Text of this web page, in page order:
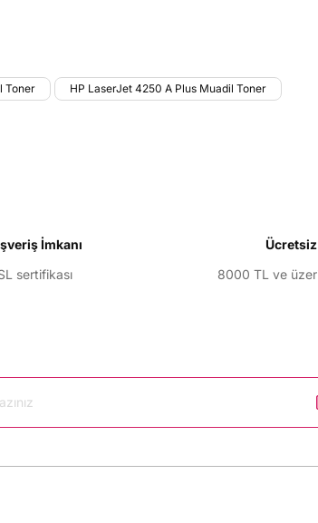
Bu ürüne ilk yorumu siz yapın!
Toner HP LaserJet 4250 A Plus Muadil Toner
İmkanı
sertifikası
8000 TL ve